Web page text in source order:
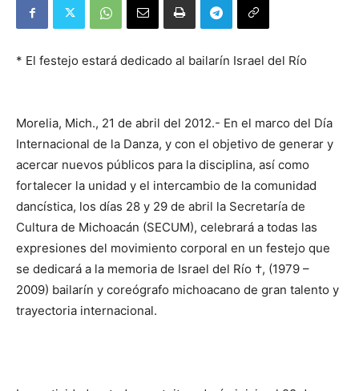
* El festejo estará dedicado al bailarín Israel del Río
Morelia, Mich., 21 de abril del 2012.- En el marco del Día
Internacional de la Danza, y con el objetivo de generar y
acercar nuevos públicos para la disciplina, así como
fortalecer la unidad y el intercambio de la comunidad
dancística, los días 28 y 29 de abril la Secretaría de
Cultura de Michoacán (SECUM), celebrará a todas las
expresiones del movimiento corporal en un festejo que
se dedicará a la memoria de Israel del Río †, (1979 –
2009) bailarín y coreógrafo michoacano de gran talento y
trayectoria internacional.